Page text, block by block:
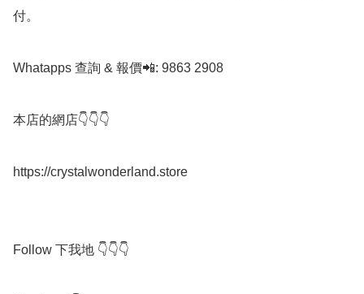
付。
Whatapps 查詢 & 報價📲: 9863 2908
本店的網店👇👇👇
https://crystalwonderland.store
Follow 下我地 👇👇👇